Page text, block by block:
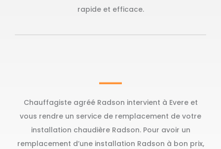
rapide et efficace.
Chauffagiste agréé Radson intervient à Evere et
vous rendre un service de remplacement de votre
installation chaudière Radson. Pour avoir un
remplacement d’une installation Radson à bon prix,